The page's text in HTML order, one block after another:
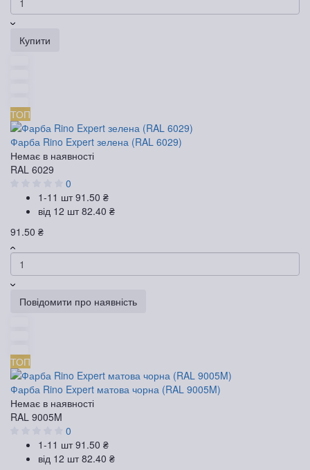
Купити
ТОП
Фарба Rino Expert зелена (RAL 6029)
Немає в наявності
RAL 6029
0
1-11 шт91.50 ₴
від 12 шт82.40 ₴
91.50 ₴
Повідомити про наявність
ТОП
Фарба Rino Expert матова чорна (RAL 9005M)
Немає в наявності
RAL 9005M
0
1-11 шт91.50 ₴
від 12 шт82.40 ₴